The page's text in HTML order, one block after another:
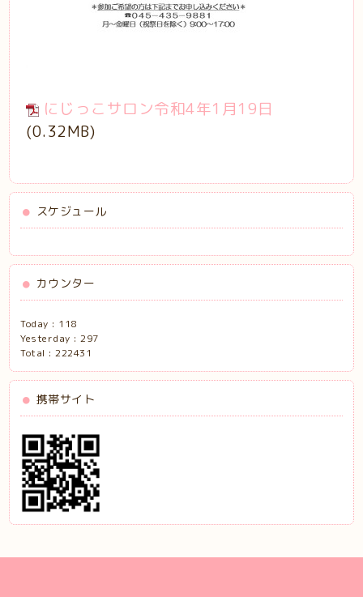
にじっこサロン令和4年1月19日
(0.32MB)
スケジュール
カウンター
Today : 118
Yesterday :297
Total :222431
携帯サイト